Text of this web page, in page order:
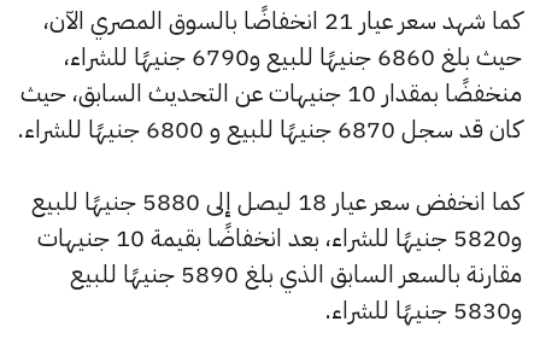
كما شهد سعر عيار 21 انخفاضًا بالسوق المصري الآن،
حيث بلغ 6860 جنيهًا للبيع و6790 جنيهًا للشراء،
منخفضًا بمقدار 10 جنيهات عن التحديث السابق، حيث
كان قد سجل 6870 جنيهًا للبيع و 6800 جنيهًا للشراء.
كما انخفض سعر عيار 18 ليصل إلى 5880 جنيهًا للبيع
و5820 جنيهًا للشراء، بعد انخفاضًا بقيمة 10 جنيهات
مقارنة بالسعر السابق الذي بلغ 5890 جنيهًا للبيع
و5830 جنيهًا للشراء.